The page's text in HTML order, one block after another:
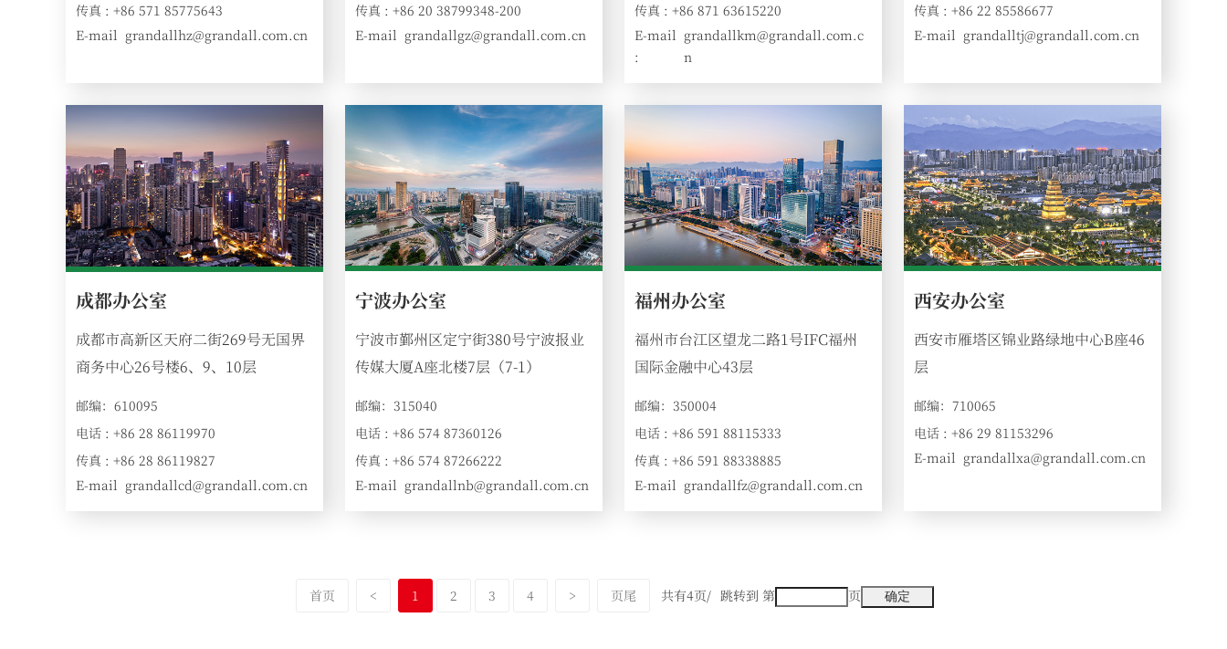
传真 : +86 571 85775643
E-mail grandallhz@grandall.com.cn
传真 : +86 20 38799348-200
E-mail grandallgz@grandall.com.cn
传真 : +86 871 63615220
E-mail
:
grandallkm@grandall.com.c
n
传真 : +86 22 85586677
E-mail grandalltj@grandall.com.cn
成都办公室
成都市高新区天府二街269号无国界
商务中心26号楼6、9、10层
邮编：610095
电话 : +86 28 86119970
传真 : +86 28 86119827
E-mail grandallcd@grandall.com.cn
宁波办公室
宁波市鄞州区定宁街380号宁波报业
传媒大厦A座北楼7层（7-1）
邮编：315040
电话 : +86 574 87360126
传真 : +86 574 87266222
E-mail grandallnb@grandall.com.cn
福州办公室
福州市台江区望龙二路1号IFC福州
国际金融中心43层
邮编：350004
电话 : +86 591 88115333
传真 : +86 591 88338885
E-mail grandallfz@grandall.com.cn
西安办公室
西安市雁塔区锦业路绿地中心B座46
层
邮编：710065
电话 : +86 29 81153296
E-mail grandallxa@grandall.com.cn
首页 < 1 2 3 4 > 页尾 共有4页/ 跳转到 第 页